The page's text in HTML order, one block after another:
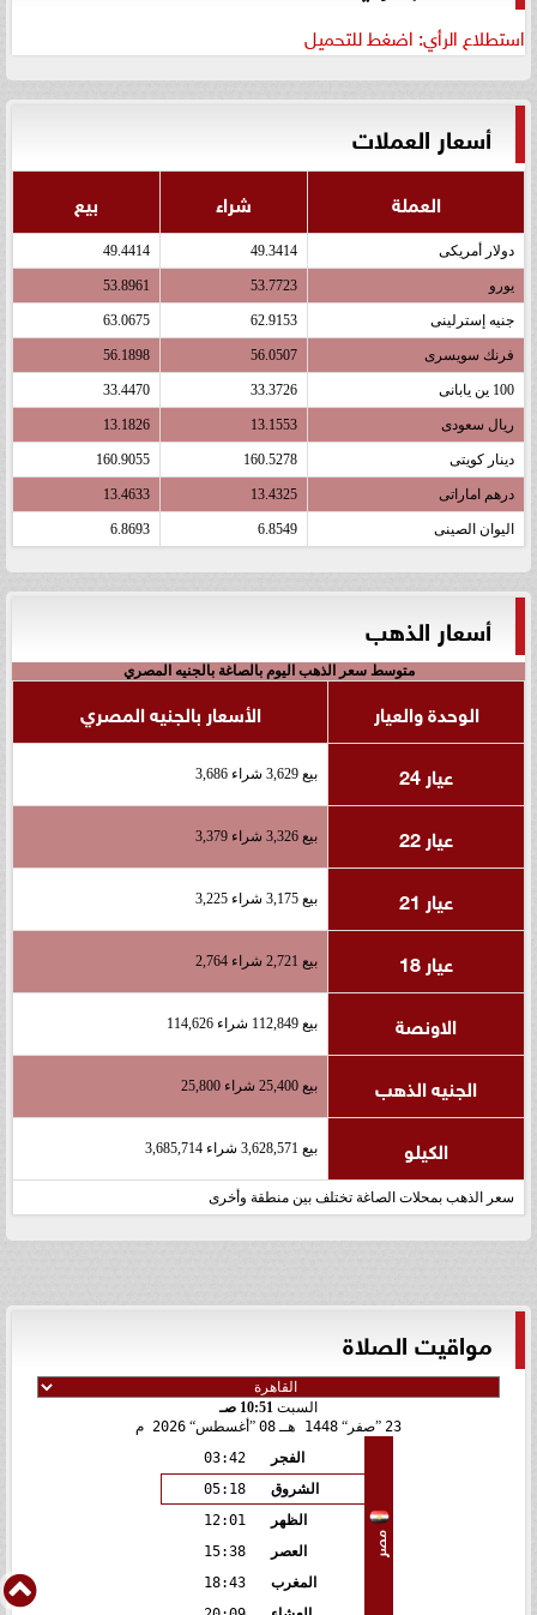
استطلاع الرأي: اضغط للتحميل
أسعار العملات
العملة شراء بيع
دولار أمريكى 49.3414
49.4414
يورو 53.7723
53.8961
جنيه إسترلينى 62.9153
63.0675
فرنك سويسرى 56.0507
56.1898
100 ين يابانى 33.3726
33.4470
ريال سعودى 13.1553
13.1826
دينار كويتى 160.5278
160.9055
درهم اماراتى 13.4325
13.4633
اليوان الصينى 6.8549
6.8693
أسعار الذهب
متوسط سعر الذهب اليوم بالصاغة بالجنيه المصري
الوحدة والعيار
الأسعار بالجنيه المصري
عيار 24
بيع 3,629 شراء 3,686
عيار 22 بيع 3,326 شراء 3,379
عيار 21 بيع 3,175 شراء 3,225
عيار 18 بيع 2,721 شراء 2,764
الاونصة بيع 112,849 شراء 114,626
الجنيه الذهب بيع 25,400 شراء 25,800
الكيلو بيع 3,628,571 شراء 3,685,714
سعر الذهب بمحلات الصاغة تختلف بين منطقة وأخرى
مواقيت الصلاة
السبت 10:51 صـ
23 صفر 1448 هـ 08 أغسطس 2026 م
مصر
الفجر
03:42
الشروق
05:18
الظهر
12:01
العصر
15:38
المغرب
18:43